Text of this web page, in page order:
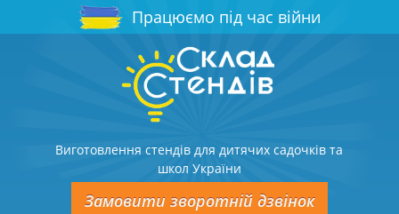
Працюємо під час війни
Виготовлення стендів для дитячих садочків та
школ України
Замовити зворотній дзвінок